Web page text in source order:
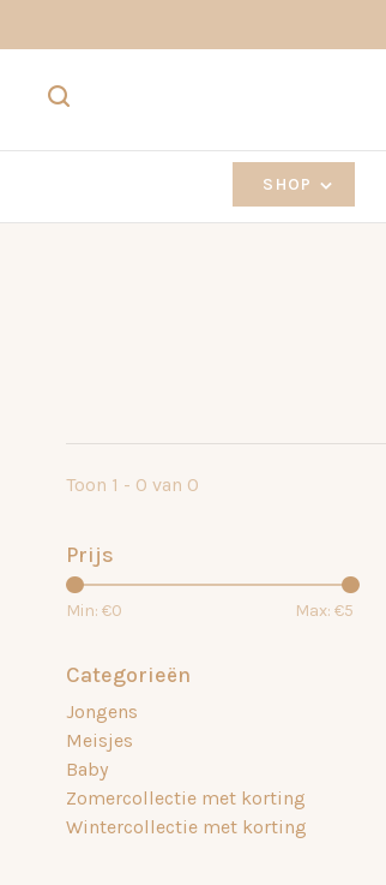
SHOP
Toon 1 - 0 van 0
Prijs
Min: €0 Max: €5
Categorieën
Jongens
Meisjes
Baby
Zomercollectie met korting
Wintercollectie met korting